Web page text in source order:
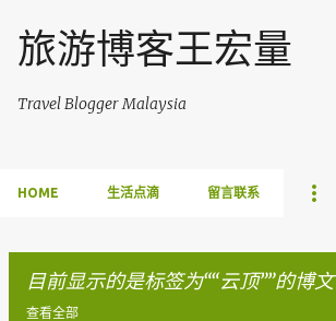
跳至主要内容
旅游博客王宏量
Travel Blogger Malaysia
HOME 生活点滴 留言联系
目前显示的是标签为“ 云顶 ”的博文
查看全部